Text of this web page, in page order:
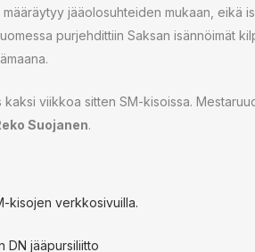
jääolosuhteiden mukaan, eikä
purjehdittiin Saksan isännöimät
kaksi viikkoa sitten SM-kisoissa.
Suojanen.
kisojen verkkosivuilla.
DN jääpursiliitto